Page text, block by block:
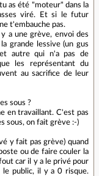
as été "moteur" dans la
viré. Et si le futur
t'embauche pas.
a une grève, envoi des
grande lessive (un gus
autre qui n'a pas de
les représentant du
au sacrifice de leur
sous ?
en travaillant. C'est pas
sous, on fait grève :-)
y fait pas grève) quand
ou de faire couler la
car il y a le privé pour
le public, il y a 0 risque.